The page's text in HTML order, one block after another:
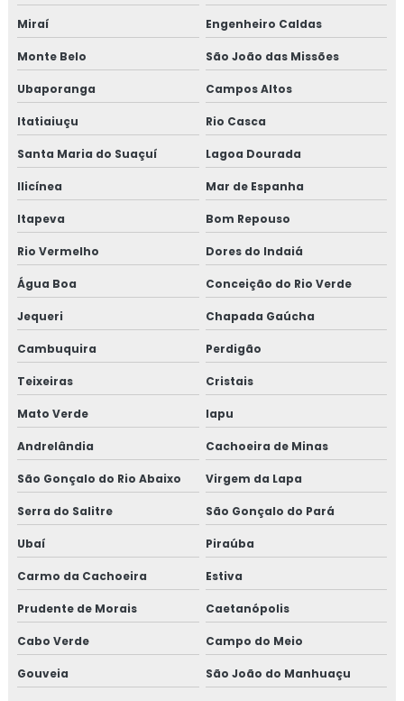
Treinamento em revisão norma FSSC 22000
Treinamento em revisão plano HACCP
Treinamento em rotinas administrativas de assuntos
regulatórios
Treinamento em rotulagem de alimentos
Treinamento em sensibilização de bpf
Treinamento em sensibilização programa 5s
Treinamento em sistema de gestão halal
Treinamento em transporte de feed materials
Treinamento em tratamento de não conformidades
Treinamento em tratamento de não conformidades e
causas raiz
Miraí Engenheiro Caldas
Monte Belo São João das Missões
Ubaporanga Campos Altos
Itatiaiuçu Rio Casca
Santa Maria do Suaçuí Lagoa Dourada
Ilicínea Mar de Espanha
Itapeva Bom Repouso
Rio Vermelho Dores do Indaiá
Água Boa Conceição do Rio Verde
Jequeri Chapada Gaúcha
Cambuquira Perdigão
Teixeiras Cristais
Mato Verde Iapu
Andrelândia Cachoeira de Minas
São Gonçalo do Rio Abaixo Virgem da Lapa
Serra do Salitre São Gonçalo do Pará
Ubaí Piraúba
Carmo da Cachoeira Estiva
Prudente de Morais Caetanópolis
Cabo Verde Campo do Meio
Gouveia São João do Manhuaçu